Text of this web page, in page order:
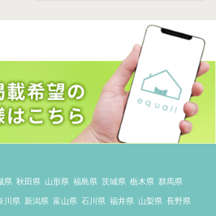
県 秋田県 山形県 福島県 茨城県 栃木県 群馬県
川県 新潟県 富山県 石川県 福井県 山梨県 長野県